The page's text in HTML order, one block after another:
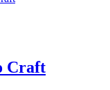
Craft